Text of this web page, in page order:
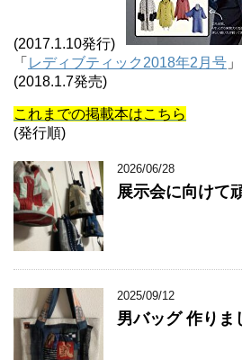
(2017.1.10発行)
「 レディブティック2018年2月号 」
(2018.1.7発売)
これまでの掲載本はこちら
(発行順)
2026/06/28
展示会に向けて
2025/09/12
男バッグ 作りま